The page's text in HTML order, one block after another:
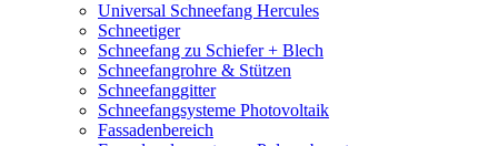
Universal Schneefang Hercules
Schneetiger
Schneefang zu Schiefer + Blech
Schneefangrohre & Stützen
Schneefanggitter
Schneefangsysteme Photovoltaik
Fassadenbereich